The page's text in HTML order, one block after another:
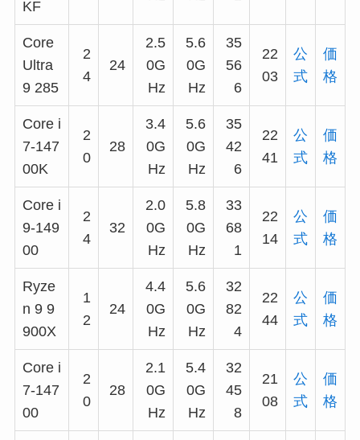
KF
Core
Ultra
9 285
2
4
24
2.5
0G
Hz
5.6
0G
Hz
35
56
6
22
03
公
式
価
格
Core i
7-147
00K
2
0
28
3.4
0G
Hz
5.6
0G
Hz
35
42
6
22
41
公
式
価
格
Core i
9-149
00
2
4
32
2.0
0G
Hz
5.8
0G
Hz
33
68
1
22
14
公
式
価
格
Ryze
n 9 9
900X
1
2
24
4.4
0G
Hz
5.6
0G
Hz
32
82
4
22
44
公
式
価
格
Core i
7-147
00
2
0
28
2.1
0G
Hz
5.4
0G
Hz
32
45
8
21
08
公
式
価
格